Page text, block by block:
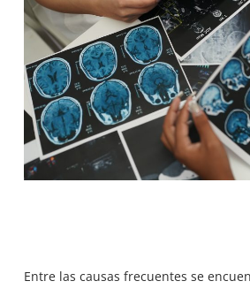
Entre las causas frecuentes se